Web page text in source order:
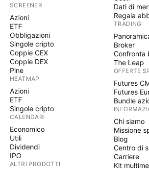
SCREENER
Azioni
ETF
Obbligazioni
Singole cripto
Coppie CEX
Coppie DEX
Pine
HEATMAP
Azioni
ETF
Singole cripto
CALENDARI
Economico
Utili
Dividendi
IPO
ALTRI PRODOTTI
Dati di
Regala
TRADING
Broker
Confronta
The Leap
OFFERTE
Futures
Futures
Bundle
Chi siamo
Missione
Blog
Centro di
Carriere
Kit